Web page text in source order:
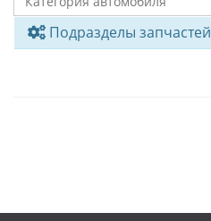
Подразделы запчастей